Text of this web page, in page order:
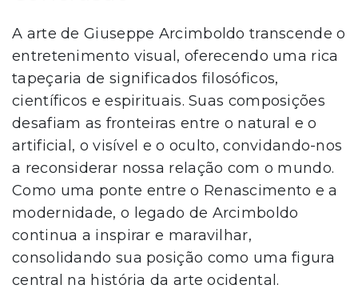
A arte de Giuseppe Arcimboldo transcende o
entretenimento visual, oferecendo uma rica
tapeçaria de significados filosóficos,
científicos e espirituais. Suas composições
desafiam as fronteiras entre o natural e o
artificial, o visível e o oculto, convidando-nos
a reconsiderar nossa relação com o mundo.
Como uma ponte entre o Renascimento e a
modernidade, o legado de Arcimboldo
continua a inspirar e maravilhar,
consolidando sua posição como uma figura
central na história da arte ocidental.